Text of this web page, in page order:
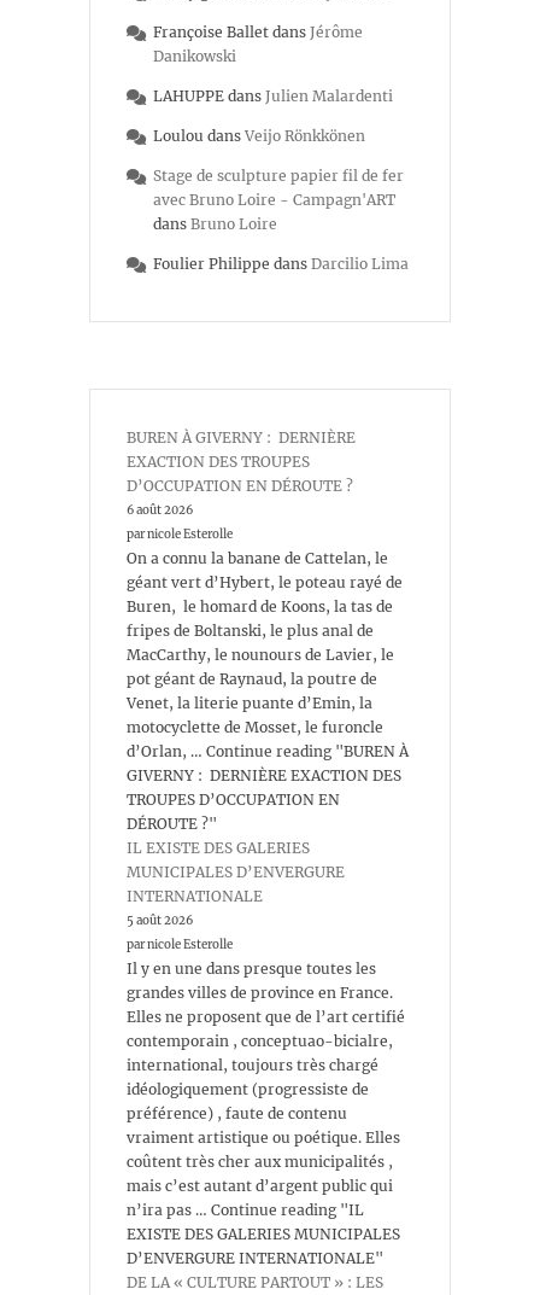
Françoise Ballet dans Jérôme
Danikowski
LAHUPPE dans Julien Malardenti
Loulou dans Veijo Rönkkönen
Stage de sculpture papier fil de fer
avec Bruno Loire - Campagn'ART
dans Bruno Loire
Foulier Philippe dans Darcilio Lima
BUREN À GIVERNY : DERNIÈRE
EXACTION DES TROUPES
D’OCCUPATION EN DÉROUTE ?
6 août 2026
par nicole Esterolle
On a connu la banane de Cattelan, le
géant vert d’Hybert, le poteau rayé de
Buren, le homard de Koons, la tas de
fripes de Boltanski, le plus anal de
MacCarthy, le nounours de Lavier, le
pot géant de Raynaud, la poutre de
Venet, la literie puante d’Emin, la
motocyclette de Mosset, le furoncle
d’Orlan, … Continue reading "BUREN À
GIVERNY : DERNIÈRE EXACTION DES
TROUPES D’OCCUPATION EN
DÉROUTE ?"
IL EXISTE DES GALERIES
MUNICIPALES D’ENVERGURE
INTERNATIONALE
5 août 2026
par nicole Esterolle
Il y en une dans presque toutes les
grandes villes de province en France.
Elles ne proposent que de l’art certifié
contemporain , conceptuao-bicialre,
international, toujours très chargé
idéologiquement (progressiste de
préférence) , faute de contenu
vraiment artistique ou poétique. Elles
coûtent très cher aux municipalités ,
mais c’est autant d’argent public qui
n’ira pas … Continue reading "IL
EXISTE DES GALERIES MUNICIPALES
D’ENVERGURE INTERNATIONALE"
DE LA « CULTURE PARTOUT » : LES